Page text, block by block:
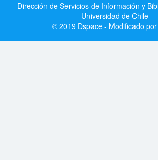
Dirección de Servicios de Información y
Universidad de Chile
© 2019 Dspace - Modificado